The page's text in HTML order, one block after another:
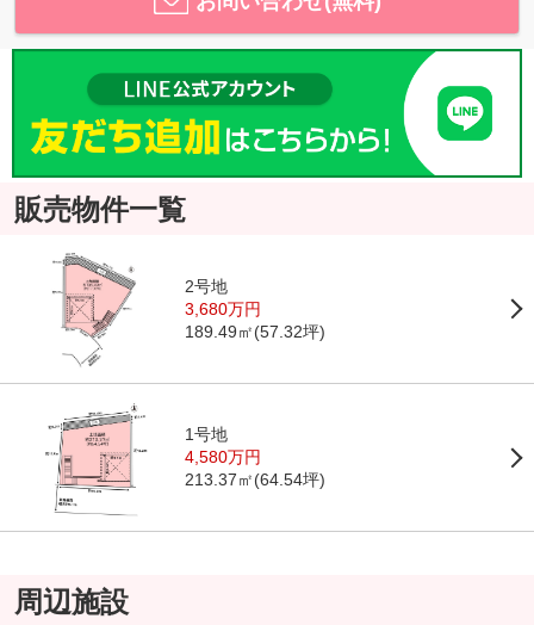
販売物件一覧
2号地
3,680万円
189.49㎡(57.32坪)
1号地
4,580万円
213.37㎡(64.54坪)
周辺施設